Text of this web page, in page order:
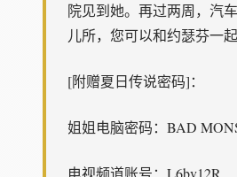
院见到她。再过两周，汽
儿所，您可以和约瑟芬一起
[附赠夏日传说密码]：
姐姐电脑密码：BAD
电视频道账号：L6bv12R